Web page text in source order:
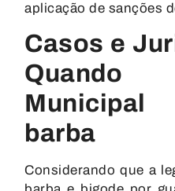
aplicação de sanções
Casos e
barba
Considerando que a